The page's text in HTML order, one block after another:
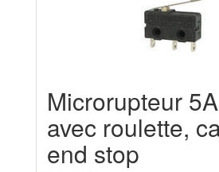
Microrupteur
avec roulette,
end stop